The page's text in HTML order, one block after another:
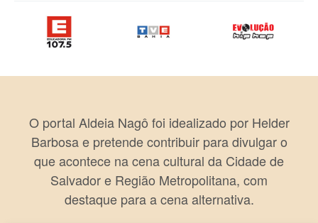
O portal Aldeia Nagô foi idealizado por Helder
Barbosa e pretende contribuir para divulgar o
que acontece na cena cultural da Cidade de
Salvador e Região Metropolitana, com
destaque para a cena alternativa.